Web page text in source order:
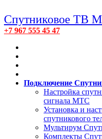
Спутниковое ТВ
+7 967 555 45 47
Подключение
Настройка
сигнала МТС
Установка и
спутникового
Мультирум
Комплекты